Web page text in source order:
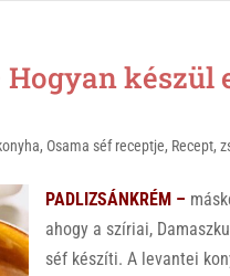
Hogyan készül
, Osama séf receptje, Recept,
PADLIZSÁNKRÉM –
ahogy a szíriai,
séf készíti. A levantei